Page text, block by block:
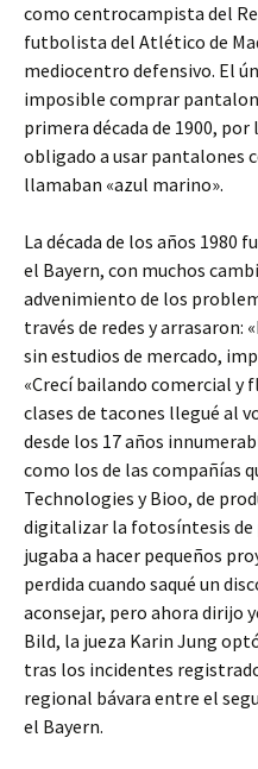
como centrocampista del
futbolista del Atlético de
mediocentro defensivo. El
imposible comprar
primera década de 1900,
obligado a usar pantalones
llamaban «azul marino».
La década de los años 1980
el Bayern, con muchos
advenimiento de los
través de redes y arrasaron:
sin estudios de mercado,
«Crecí bailando comercial y
clases de tacones llegué al
desde los 17 años
como los de las compañías
Technologies y Bioo, de
digitalizar la fotosíntesis de
jugaba a hacer pequeños
perdida cuando saqué un
aconsejar, pero ahora dirijo
Bild, la jueza Karin Jung
tras los incidentes
regional bávara entre el
el Bayern.